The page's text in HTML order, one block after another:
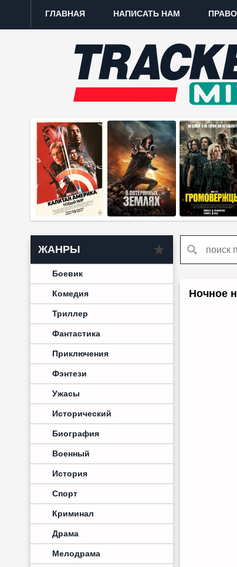
ГЛАВНАЯ НАПИСАТЬ НАМ
ЖАНРЫ
Боевик
Комедия
Триллер
Фантастика
Приключения
Фэнтези
Ужасы
Исторический
Биография
Военный
История
Спорт
Криминал
Драма
Мелодрама
Ночное